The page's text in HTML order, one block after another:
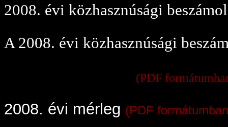
2008. évi közhasznúsági
A 2008. évi közhasznúsági
(PDF
2008. évi mérleg (PDF